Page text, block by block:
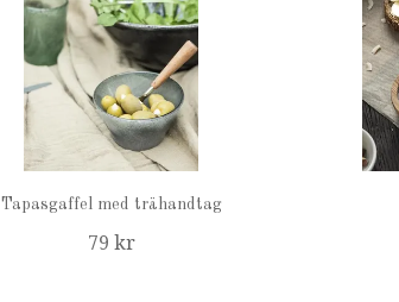
Tapasgaffel med trähandtag
79 kr